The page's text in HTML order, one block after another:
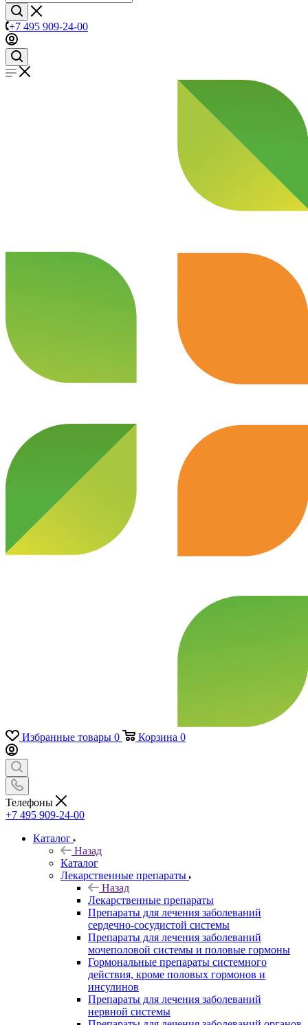
+7 495 909-24-00
Избранные товары 0 Корзина 0
Телефоны
+7 495 909-24-00
Каталог
Назад
Каталог
Лекарственные препараты
Назад
Лекарственные препараты
Препараты для лечения заболеваний
сердечно-сосудистой системы
Препараты для лечения заболеваний
мочеполовой системы и половые гормоны
Гормональные препараты системного
действия, кроме половых гормонов и
инсулинов
Препараты для лечения заболеваний
нервной системы